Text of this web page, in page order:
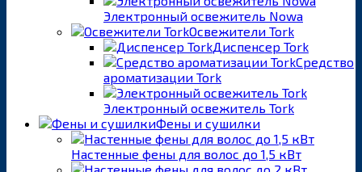
Электронный освежитель Nowa
Освежители Tork
Диспенсер Tork
Средство
ароматизации Tork
Электронный освежитель Tork
Фены и сушилки
Настенные фены для волос до 1,5 кВт